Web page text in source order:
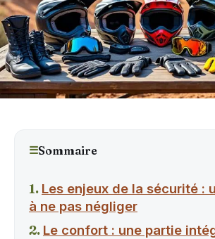
☰Sommaire
Les enjeux de la sécurité :
à ne pas négliger
Le confort : une partie